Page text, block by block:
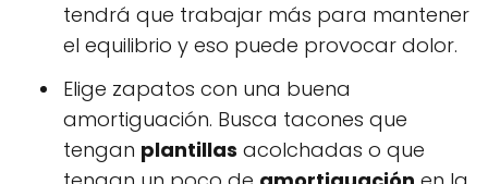
tendrá que trabajar más para mantener
el equilibrio y eso puede provocar dolor.
Elige zapatos con una buena
amortiguación. Busca tacones que
tengan plantillas acolchadas o que